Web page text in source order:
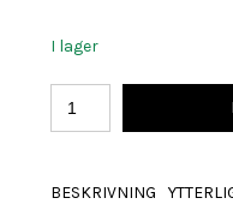
I lager
Dog
BESKRIVNING